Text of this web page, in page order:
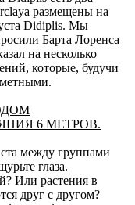
размещены на
Didiplis. Мы
Барта Лоренса
на несколько
которые, будучи
6 МЕТРОВ.
между группами
глаза.
Или растения в
друг с другом?